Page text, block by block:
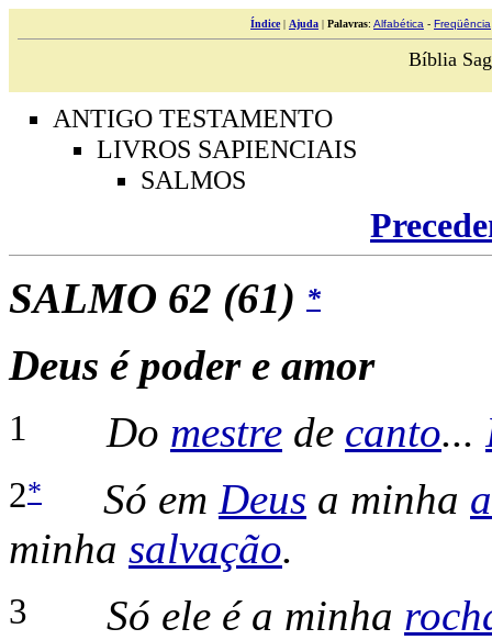
Índice| Ajuda | Palavras: Alfabética - Freqüência
Bíblia
ANTIGO TESTAMENTO
LIVROS SAPIENCIAIS
SALMOS
SALMO 62 (61) *
Deus é poder e amor
1 Do mestre de canto...
2* Só em Deus a minha
minha salvação.
3 Só ele é a minha